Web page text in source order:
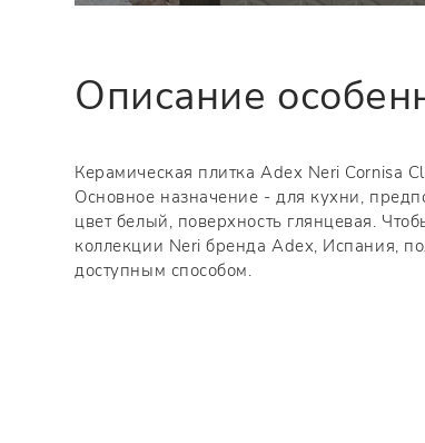
Описание
Керамическая плитка Adex Neri Cornisa
Основное назначение - для кухни,
цвет белый, поверхность глянцевая.
коллекции Neri бренда Adex, Испания,
доступным способом.